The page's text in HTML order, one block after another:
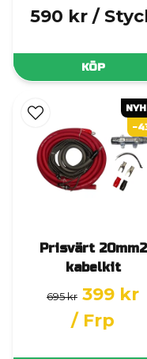
590 kr /
KÖP
Prisvärt 20mm2
kabelkit
695 kr 399 kr
/ Frp
-